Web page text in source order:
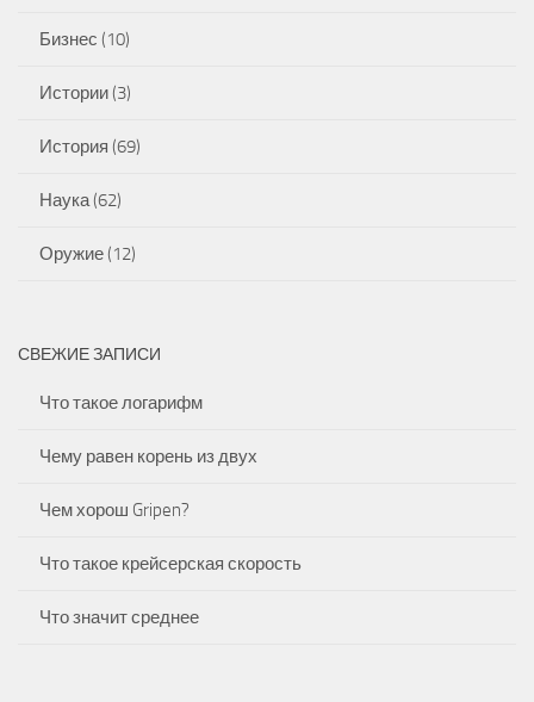
Бизнес (10)
Истории(3)
История (69)
Наука(62)
Оружие(12)
СВЕЖИЕ ЗАПИСИ
Что такое логарифм
Чему равен корень из двух
Чем хорош Gripen?
Что такое крейсерская скорость
Что значит среднее